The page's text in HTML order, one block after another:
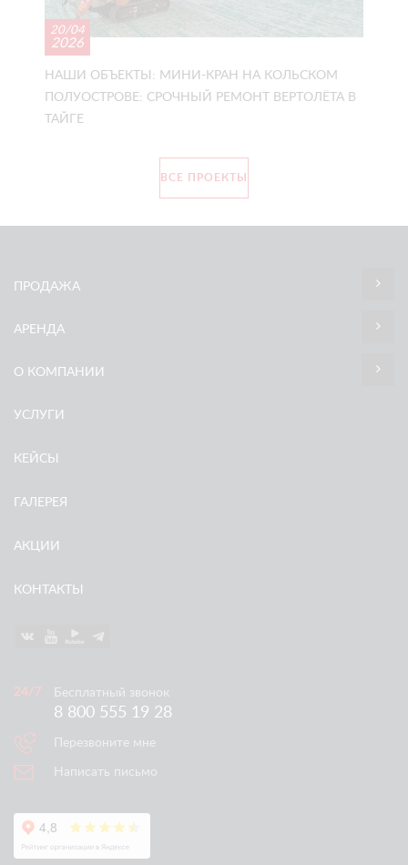
20/04
2026
НАШИ ОБЪЕКТЫ: МИНИ-КРАН НА КОЛЬСКОМ
ПОЛУОСТРОВЕ: СРОЧНЫЙ РЕМОНТ ВЕРТОЛЁТА В
ТАЙГЕ
ВСЕ ПРОЕКТЫ
ПРОДАЖА
АРЕНДА
О КОМПАНИИ
УСЛУГИ
КЕЙСЫ
ГАЛЕРЕЯ
АКЦИИ
КОНТАКТЫ
Бесплатный звонок
8 800 555 19 28
Перезвоните мне
Написать письмо